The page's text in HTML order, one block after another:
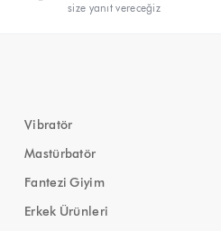
size yanıt vereceğiz
Vibratör
Mastürbatör
Fantezi Giyim
Erkek Ürünleri